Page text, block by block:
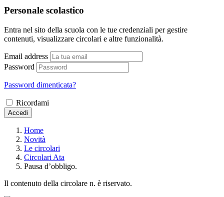
Personale scolastico
Entra nel sito della scuola con le tue credenziali per gestire
contenuti, visualizzare circolari e altre funzionalità.
Email address
Password
Password dimenticata?
Ricordami
Accedi
Home
Novità
Le circolari
Circolari Ata
Pausa d’obbligo.
Il contenuto della circolare n. è riservato.